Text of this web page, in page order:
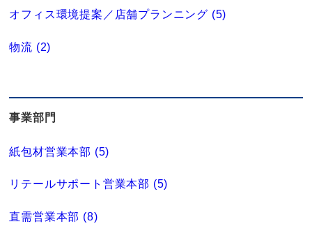
オフィス環境提案／店舗プランニング (5)
物流 (2)
事業部門
紙包材営業本部 (5)
リテールサポート営業本部 (5)
直需営業本部 (8)